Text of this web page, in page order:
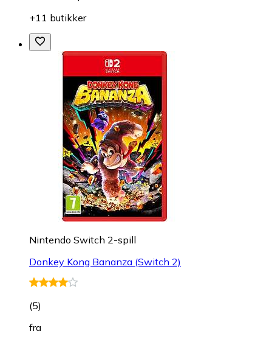
+11 butikker
Nintendo Switch 2-spill
Donkey Kong Bananza (Switch 2)
(5)
fra